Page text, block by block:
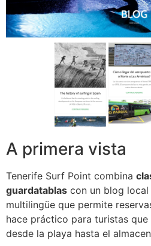
A primera vista
Tenerife Surf Point combina
guardatablas con un blog
multilingüe que permite
hace práctico para turistas
desde la playa hasta el